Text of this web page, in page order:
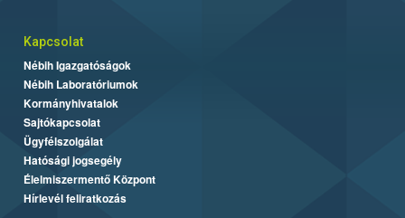
Kapcsolat
Nébih Igazgatóságok
Nébih Laboratóriumok
Kormányhivatalok
Sajtókapcsolat
Ügyfélszolgálat
Hatósági jogsegély
Élelmiszermentő Központ
Hírlevél feliratkozás